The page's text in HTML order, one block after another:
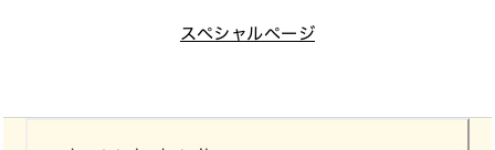
スペシャルページ